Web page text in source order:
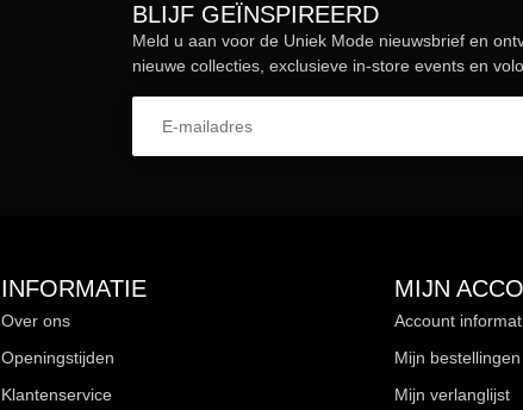
BLIJF GEÏNSPIREERD
Meld u aan voor de Uniek Mode nieuwsbrief en
nieuwe collecties, exclusieve in-store events en
INFORMATIE
Over ons
Openingstijden
Klantenservice
MIJN
Account
Mijn bestellingen
Mijn verlanglijst